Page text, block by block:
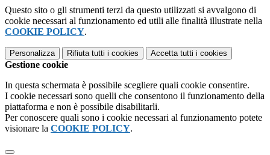
Questo sito o gli strumenti terzi da questo utilizzati si avvalgono di
cookie necessari al funzionamento ed utili alle finalità illustrate nella
COOKIE POLICY.
Personalizza Rifiuta tutti i cookies Accetta tutti i cookies
Gestione cookie
In questa schermata è possibile scegliere quali cookie consentire.
I cookie necessari sono quelli che consentono il funzionamento della
piattaforma e non è possibile disabilitarli.
Per conoscere quali sono i cookie necessari al funzionamento potete
visionare la COOKIE POLICY.